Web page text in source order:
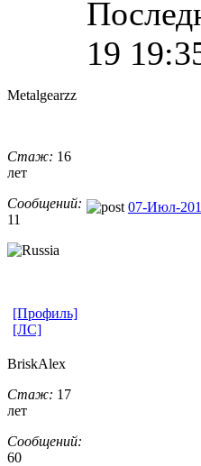
19
Metalgearzz
Стаж: 16
лет
Сообщений:
11
07-Июл-
[Профиль]
[ЛС]
BriskAlex
Стаж: 17
лет
Сообщений:
60